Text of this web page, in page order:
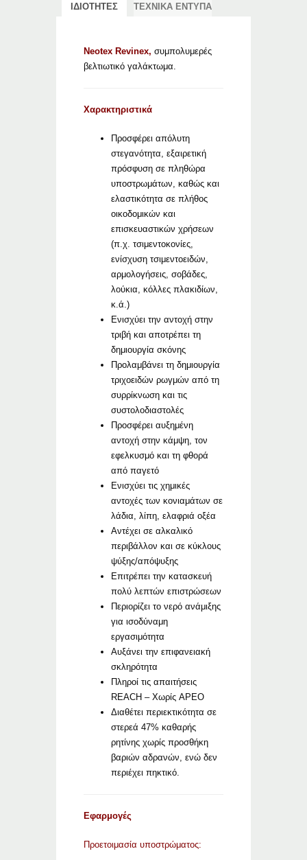
ΙΔΙΟΤΗΤΕΣ ΤΕΧΝΙΚΑ ΕΝΤΥΠΑ
Neotex Revinex, συμπολυμερές
βελτιωτικό γαλάκτωμα.
Χαρακτηριστικά
Προσφέρει απόλυτη
στεγανότητα, εξαιρετική
πρόσφυση σε πληθώρα
υποστρωμάτων, καθώς και
ελαστικότητα σε πλήθος
οικοδομικών και
επισκευαστικών χρήσεων
(π.χ. τσιμεντοκονίες,
ενίσχυση τσιμεντοειδών,
αρμολογήσεις, σοβάδες,
λούκια, κόλλες πλακιδίων,
κ.ά.)
Ενισχύει την αντοχή στην
τριβή και αποτρέπει τη
δημιουργία σκόνης
Προλαμβάνει τη δημιουργία
τριχοειδών ρωγμών από τη
συρρίκνωση και τις
συστολοδιαστολές
Προσφέρει αυξημένη
αντοχή στην κάμψη, τον
εφελκυσμό και τη φθορά
από παγετό
Ενισχύει τις χημικές
αντοχές των κονιαμάτων σε
λάδια, λίπη, ελαφριά οξέα
Αντέχει σε αλκαλικό
περιβάλλον και σε κύκλους
ψύξης/απόψυξης
Επιτρέπει την κατασκευή
πολύ λεπτών επιστρώσεων
Περιορίζει το νερό ανάμιξης
για ισοδύναμη
εργασιμότητα
Αυξάνει την επιφανειακή
σκληρότητα
Πληροί τις απαιτήσεις
REACH – Χωρίς APEO
Διαθέτει περιεκτικότητα σε
στερεά 47% καθαρής
ρητίνης χωρίς προσθήκη
βαριών αδρανών, ενώ δεν
περιέχει πηκτικό.
Εφαρμογές
Προετοιμασία υποστρώματος: